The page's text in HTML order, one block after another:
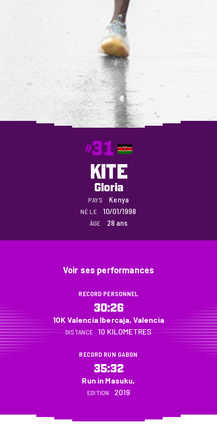
#31
KITE
Gloria
PAYS Kenya
NÉ LE 10/01/1998
ÂGE 28 ans
Voir ses performances
RECORD PERSONNEL
30:26
10K Valencia Ibercaja, Valencia
DISTANCE 10 KILOMETRES
RECORD RUN GABON
35:32
Run in Masuku,
EDITION 2019